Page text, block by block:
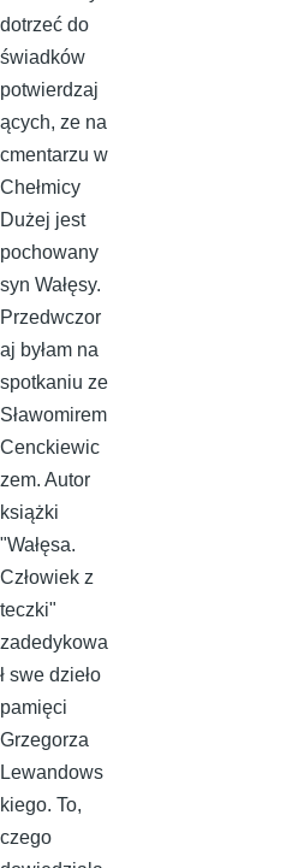
dotrzeć do
świadków
potwierdzaj
ących, ze na
cmentarzu w
Chełmicy
Dużej jest
pochowany
syn Wałęsy.
Przedwczor
aj byłam na
spotkaniu ze
Sławomirem
Cenckiewic
zem. Autor
książki
"Wałęsa.
Człowiek z
teczki"
zadedykowa
ł swe dzieło
pamięci
Grzegorza
Lewandows
kiego. To,
czego